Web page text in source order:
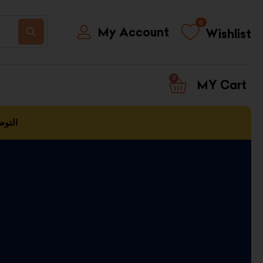
My Account Wishlist
0
0
CART